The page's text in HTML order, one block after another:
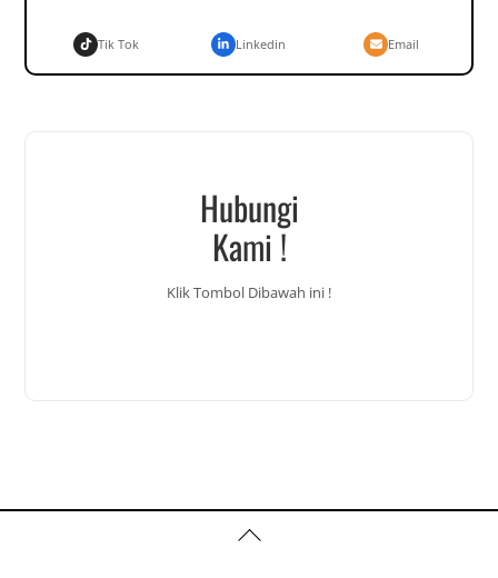
Tik Tok Linkedin Email
Hubungi
Kami !
Klik Tombol Dibawah ini !
Back
To